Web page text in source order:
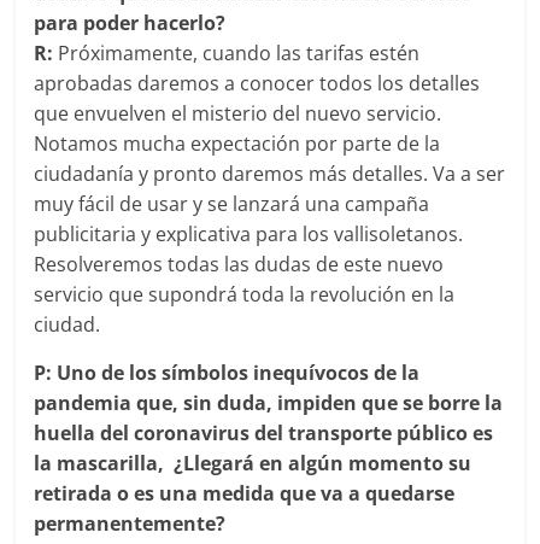
para poder hacerlo?
R: Próximamente, cuando las tarifas estén
aprobadas daremos a conocer todos los detalles
que envuelven el misterio del nuevo servicio.
Notamos mucha expectación por parte de la
ciudadanía y pronto daremos más detalles. Va a ser
muy fácil de usar y se lanzará una campaña
publicitaria y explicativa para los vallisoletanos.
Resolveremos todas las dudas de este nuevo
servicio que supondrá toda la revolución en la
ciudad.
P: Uno de los símbolos inequívocos de la
pandemia que, sin duda, impiden que se borre la
huella del coronavirus del transporte público es
la mascarilla, ¿Llegará en algún momento su
retirada o es una medida que va a quedarse
permanentemente?